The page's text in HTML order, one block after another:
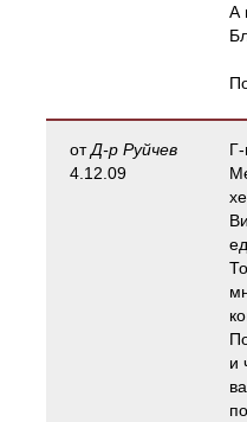
А
и
отД-р Руйчев
4.12.09